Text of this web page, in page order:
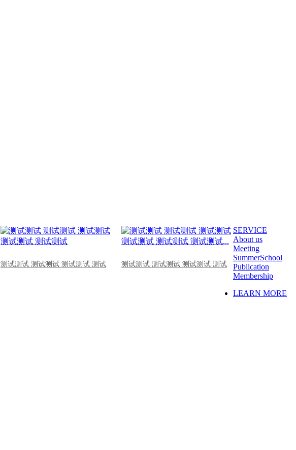
测试测试 测试测试 测试测试 测试 测试测试 测试测试 测试测试 测试
SERVICE
About us
Meeting
SummerSchool
Publication
Membership
LEARN MORE